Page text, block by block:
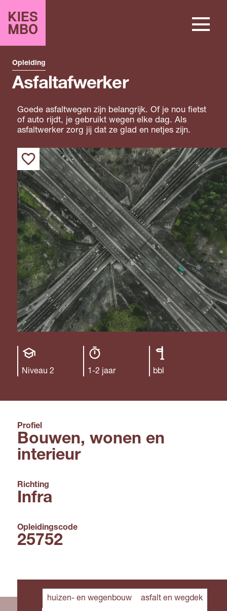
Opleiding
Asfaltafwerker
Goede asfaltwegen zijn belangrijk. Of je nou fietst
of auto rijdt, je gebruikt wegen elke dag. Als
asfaltwerker zorg jij dat ze glad en netjes zijn.
Opleiding
niveau
Niveau 2
1-2 jaar
bbl
Profiel
Bouwen, wonen en
interieur
Richting
Infra
Opleidingscode
25752
huizen- en wegenbouw asfalt en wegdek